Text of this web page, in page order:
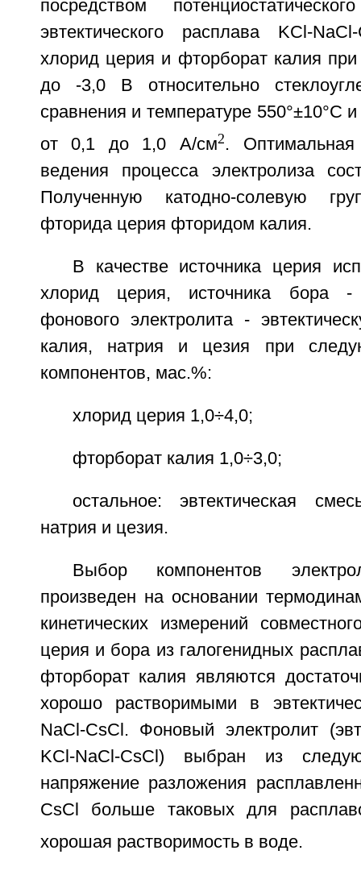
посредством
эвтектического расплава KCl-
хлорид церия и фторборат калия
до -3,0 В относительно
сравнения и температуре 550°±10°С
от 0,1 до 1,0 А/см2. Оптимальная
ведения процесса электролиза
Полученную катодно-солевую
фторида церия фторидом калия.
В качестве источника церия
хлорид церия, источника бора -
фонового электролита -
калия, натрия и цезия при
компонентов, мас.%:
хлорид церия 1,0÷4,0;
фторборат калия 1,0÷3,0;
остальное: эвтектическая
натрия и цезия.
Выбор компонентов
произведен на основании
кинетических измерений
церия и бора из галогенидных
фторборат калия являются
хорошо растворимыми в
NaCl-CsCl. Фоновый электролит
KCl-NaCl-CsCl) выбран из
напряжение разложения
CsCl больше таковых для
хорошая растворимость в воде.